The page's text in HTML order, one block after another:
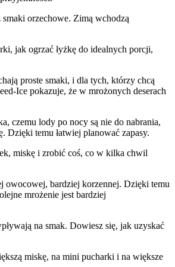
orzechowe. Zimą wchodzą
jak ogrzać łyżkę do idealnych porcji,
proste smaki, i dla tych, którzy chcą
Ice pokazuje, że w mrożonych deserach
czemu lody po nocy są nie do nabrania,
Dzięki temu łatwiej planować zapasy.
miskę i zrobić coś, co w kilka chwil
owocowej, bardziej korzennej. Dzięki temu
mrożenie jest bardziej
na smak. Dowiesz się, jak uzyskać
miskę, na mini pucharki i na większe